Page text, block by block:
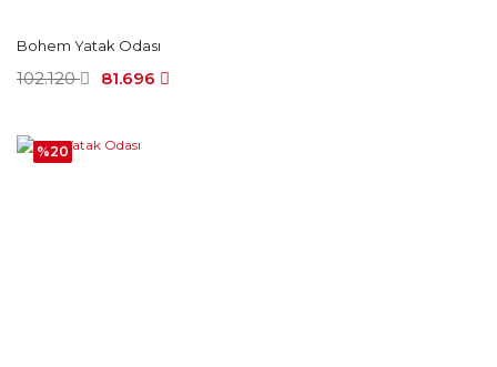
Bohem Yatak Odası
102.120 81.696
%20